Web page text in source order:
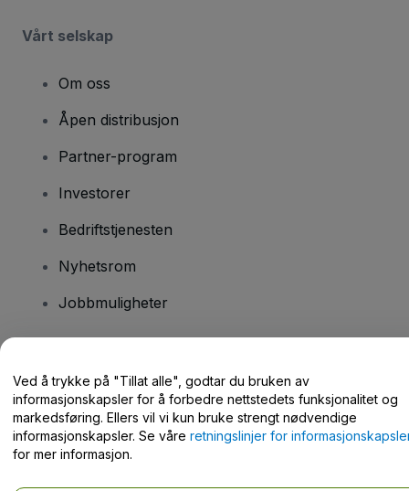
Vårt selskap
Om oss
Åpen distribusjon
Partner-program
Investorer
Bedriftstjenesten
Nyhetsrom
Jobbmuligheter
Hjelpesenter / kontakt oss
Ved å trykke på "Tillat alle", godtar du bruken av
informasjonskapsler for å forbedre nettstedets funksjonalitet og
markedsføring. Ellers vil vi kun bruke strengt nødvendige
informasjonskapsler. Se våre retningslinjer for
for mer informasjon.